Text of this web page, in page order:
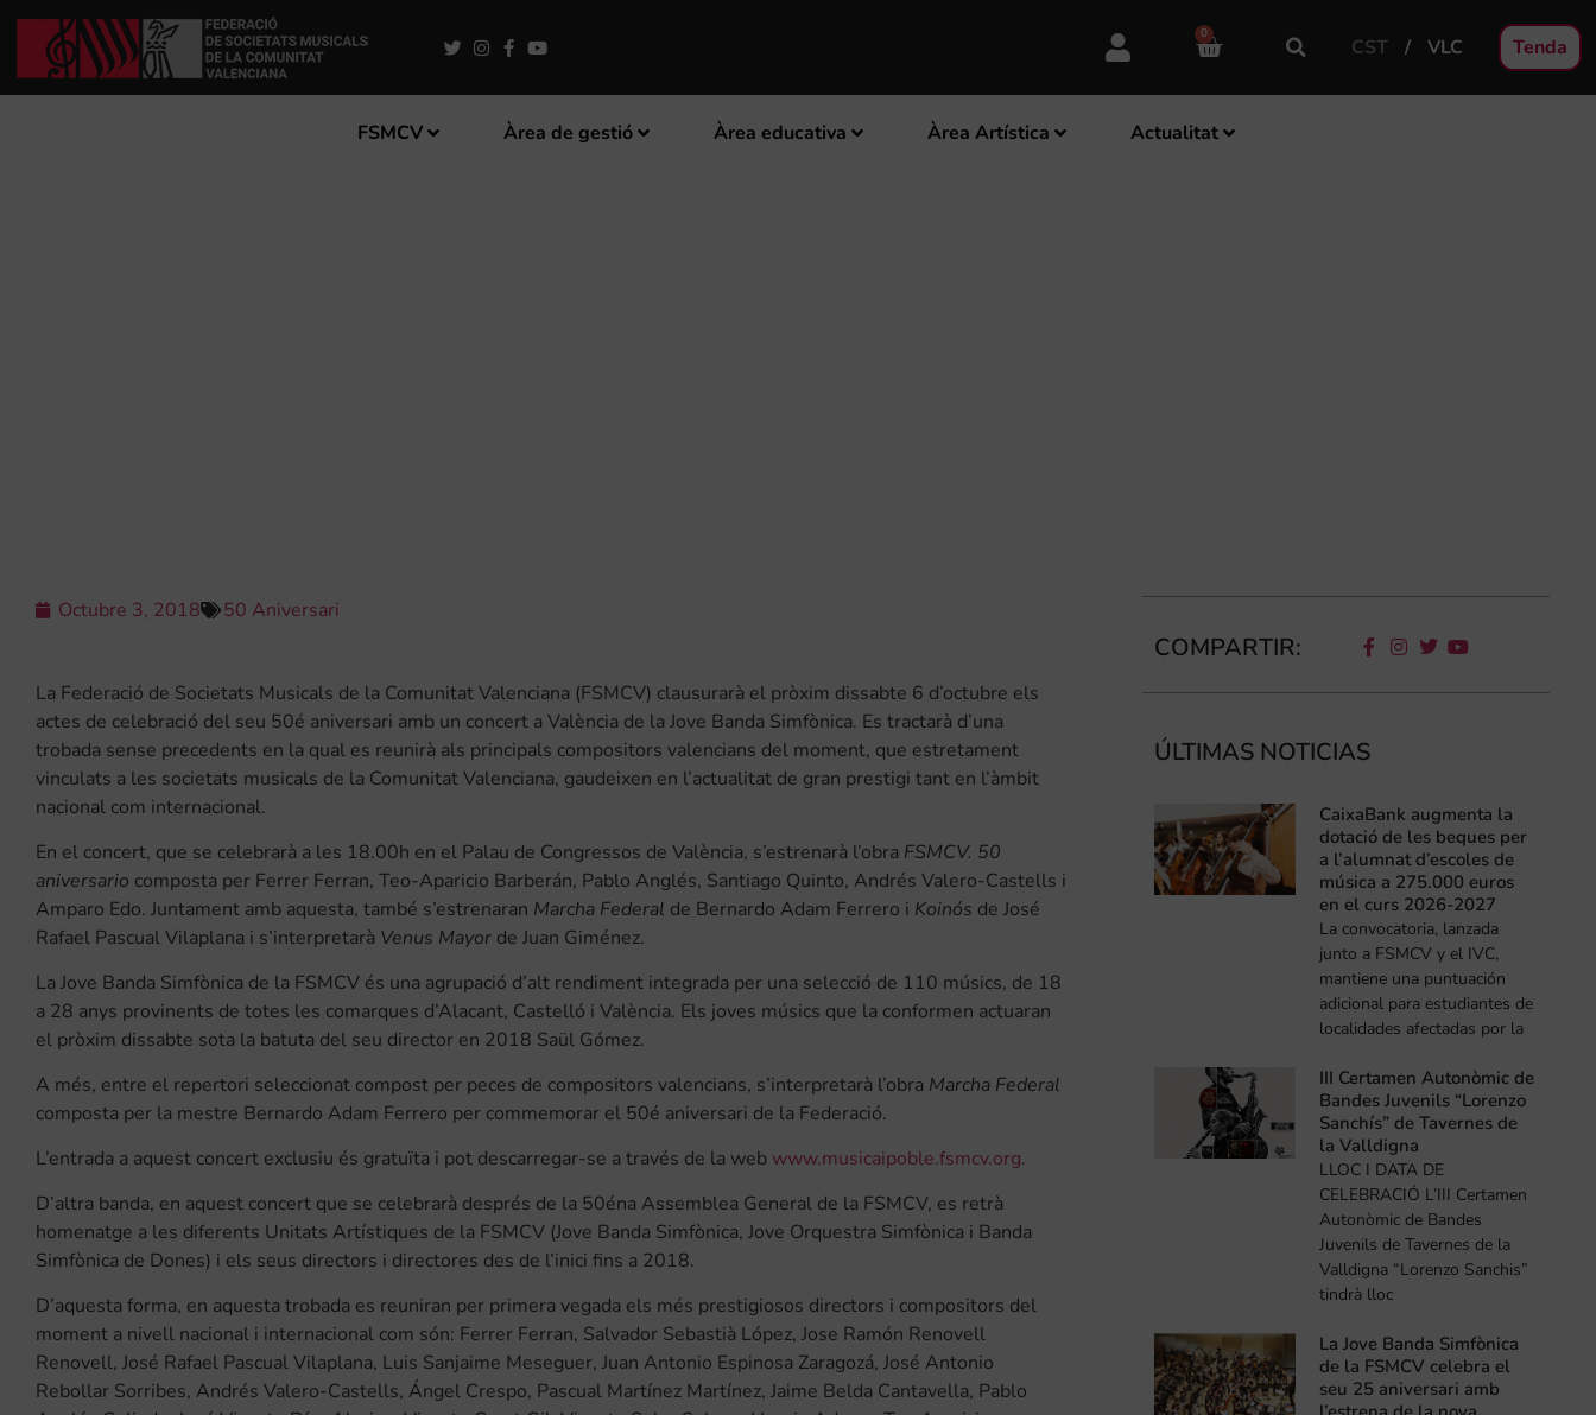
0
CST VLC Tenda
FSMCV Àrea de gestió Àrea educativa Àrea Artística Actualitat
Octubre 3, 2018 50 Aniversari
La Federació de Societats Musicals de la Comunitat Valenciana (FSMCV) clausurarà el pròxim dissabte 6 d’octubre els
actes de celebració del seu 50é aniversari amb un concert a València de la Jove Banda Simfònica. Es tractarà d’una
trobada sense precedents en la qual es reunirà als principals compositors valencians del moment, que estretament
vinculats a les societats musicals de la Comunitat Valenciana, gaudeixen en l’actualitat de gran prestigi tant en l’àmbit
nacional com internacional.
En el concert, que se celebrarà a les 18.00h en el Palau de Congressos de València, s’estrenarà l’obra FSMCV. 50
aniversario composta per Ferrer Ferran, Teo-Aparicio Barberán, Pablo Anglés, Santiago Quinto, Andrés Valero-Castells i
Amparo Edo. Juntament amb aquesta, també s’estrenaran Marcha Federal de Bernardo Adam Ferrero i Koinós de José
Rafael Pascual Vilaplana i s’interpretarà Venus Mayor de Juan Giménez.
La Jove Banda Simfònica de la FSMCV és una agrupació d’alt rendiment integrada per una selecció de 110 músics, de 18
a 28 anys provinents de totes les comarques d’Alacant, Castelló i València. Els joves músics que la conformen actuaran
el pròxim dissabte sota la batuta del seu director en 2018 Saül Gómez.
A més, entre el repertori seleccionat compost per peces de compositors valencians, s’interpretarà l’obra Marcha Federal
composta per la mestre Bernardo Adam Ferrero per commemorar el 50é aniversari de la Federació.
L’entrada a aquest concert exclusiu és gratuïta i pot descarregar-se a través de la web www.musicaipoble.fsmcv.org.
D’altra banda, en aquest concert que se celebrarà després de la 50éna Assemblea General de la FSMCV, es retrà
homenatge a les diferents Unitats Artístiques de la FSMCV (Jove Banda Simfònica, Jove Orquestra Simfònica i Banda
Simfònica de Dones) i els seus directors i directores des de l’inici fins a 2018.
D’aquesta forma, en aquesta trobada es reuniran per primera vegada els més prestigiosos directors i compositors del
moment a nivell nacional i internacional com són: Ferrer Ferran, Salvador Sebastià López, Jose Ramón Renovell
Renovell, José Rafael Pascual Vilaplana, Luis Sanjaime Meseguer, Juan Antonio Espinosa Zaragozá, José Antonio
Rebollar Sorribes, Andrés Valero-Castells, Ángel Crespo, Pascual Martínez Martínez, Jaime Belda Cantavella, Pablo
COMPARTIR:
ÚLTIMAS NOTICIAS
CaixaBank augmenta la
dotació de les beques per
a l’alumnat d’escoles de
música a 275.000 euros
en el curs 2026-2027
La convocatoria, lanzada
junto a FSMCV y el IVC,
mantiene una puntuación
adicional para estudiantes de
localidades afectadas por la
III Certamen Autonòmic de
Bandes Juvenils “Lorenzo
Sanchís” de Tavernes de
la Valldigna
LLOC I DATA DE
CELEBRACIÓ L’III Certamen
Autonòmic de Bandes
Juvenils de Tavernes de la
Valldigna “Lorenzo Sanchis”
tindrà lloc
La Jove Banda Simfònica
de la FSMCV celebra el
seu 25 aniversari amb